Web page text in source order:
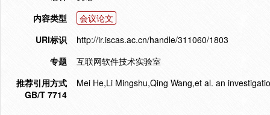
内容类型
会议论文
URI标识
http://ir.iscas.ac.cn/handle/311060/1803
专题
互联网软件技术实验室
推荐引用方式
GB/T 7714
Mei He,Li Mingshu,Qing Wang,et al. an